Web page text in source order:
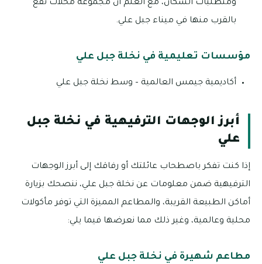
ومتطلبات السكان، مع العلم أن مجموعة محلات تقع
بالقرب منها في ميناء جبل علي.
مؤسسات تعليمية في نخلة جبل علي
أكاديمية جيمس العالمية – وسط نخلة جبل علي
أبرز الوجهات الترفيهية في نخلة جبل
علي
إذا كنت تفكر باصطحاب عائلتك أو رفاقك إلى أبرز الوجهات
الترفيهية ضمن معلومات عن نخلة جبل علي، ننصحك بزيارة
أماكن الطبيعة القريبة، والمطاعم المميزة التي توفر مأكولات
محلية وعالمية، وغير ذلك مما نعرضها فيما يلي:
مطاعم شهيرة في نخلة جبل علي